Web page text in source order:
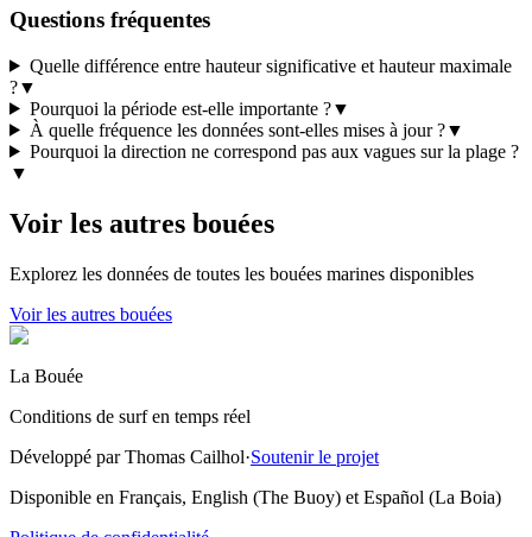
Questions fréquentes
Quelle différence entre hauteur significative et hauteur maximale
?▼
Pourquoi la période est-elle importante ?▼
À quelle fréquence les données sont-elles mises à jour ?▼
Pourquoi la direction ne correspond pas aux vagues sur la plage ?
▼
Voir les autres bouées
Explorez les données de toutes les bouées marines disponibles
Voir les autres bouées
La Bouée
Conditions de surf en temps réel
Développé par Thomas Cailhol·Soutenir le projet
Disponible en Français, English (The Buoy) et Español (La Boia)